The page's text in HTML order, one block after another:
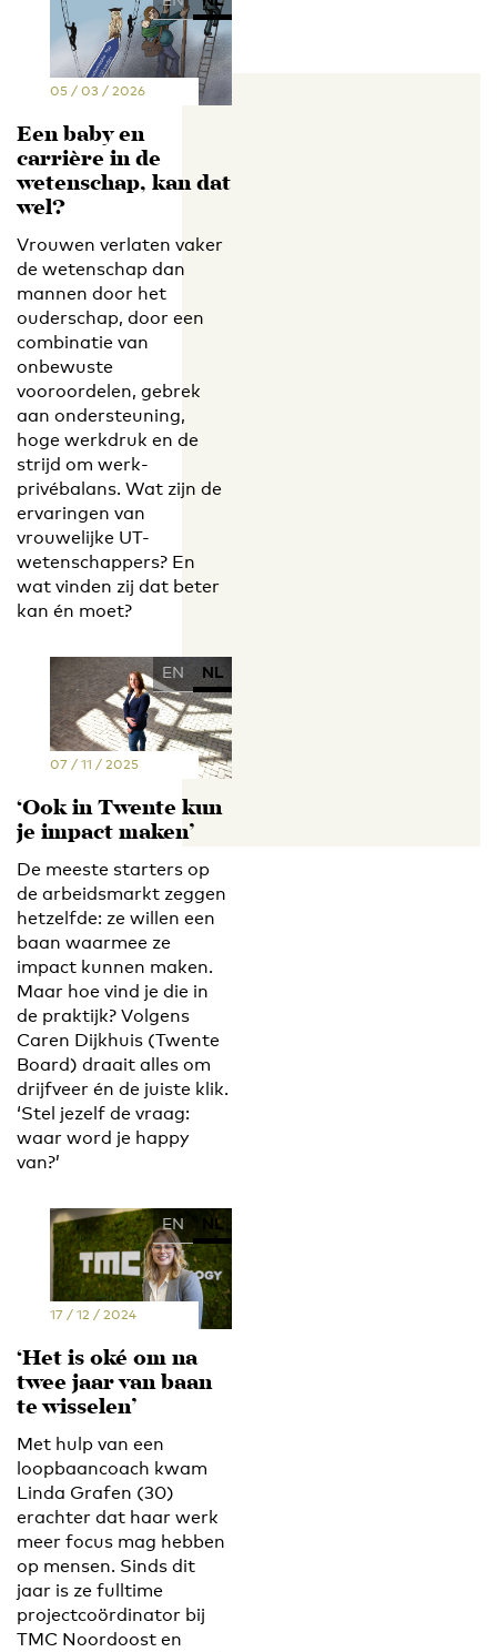
05 / 03 / 2026
Een baby en
carrière in de
wetenschap, kan dat
wel?
Vrouwen verlaten vaker
de wetenschap dan
mannen door het
ouderschap, door een
combinatie van
onbewuste
vooroordelen, gebrek
aan ondersteuning,
hoge werkdruk en de
strijd om werk-
privébalans. Wat zijn de
ervaringen van
vrouwelijke UT-
wetenschappers? En
wat vinden zij dat beter
kan én moet?
EN NL
07 / 11 / 2025
‘Ook in Twente kun
je impact maken’
De meeste starters op
de arbeidsmarkt zeggen
hetzelfde: ze willen een
baan waarmee ze
impact kunnen maken.
Maar hoe vind je die in
de praktijk? Volgens
Caren Dijkhuis (Twente
Board) draait alles om
drijfveer én de juiste klik.
‘Stel jezelf de vraag:
waar word je happy
van?’
EN NL
17 / 12 / 2024
‘Het is oké om na
twee jaar van baan
te wisselen’
Met hulp van een
loopbaancoach kwam
Linda Grafen (30)
erachter dat haar werk
meer focus mag hebben
op mensen. Sinds dit
jaar is ze fulltime
projectcoördinator bij
TMC Noordoost en